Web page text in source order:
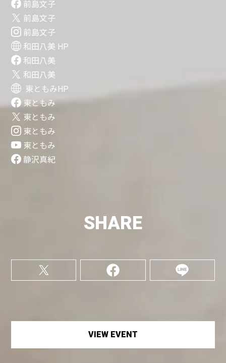
前島文子
前島文子
前島文子
和田八美 HP
和田八美
和田八美
東ともみHP
東ともみ
東ともみ
東ともみ
東ともみ
静沢真紀
SHARE
VIEW EVENT